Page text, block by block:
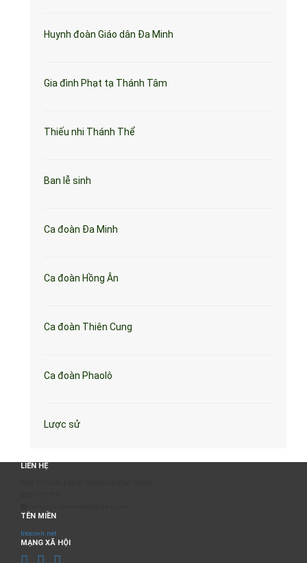
Huynh đoàn Giáo dân Đa Minh
Gia đình Phạt tạ Thánh Tâm
Thiếu nhi Thánh Thể
Ban lễ sinh
Ca đoàn Đa Minh
Ca đoàn Hồng Ân
Ca đoàn Thiên Cung
Ca đoàn Phaolô
Lược sử
LIÊN HỆ
TÊN MIỀN
titocovn.net
MẠNG XÃ HỘI